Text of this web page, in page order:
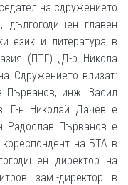
на сдружението
главен
език и литература в
(ПТГ) „Д-р Никола
Сдружението влизат:
Първанов, инж. Васил
Г-н Николай Дачев е
Радослав Първанов е
на БТА в
директор на
зам.-директор в